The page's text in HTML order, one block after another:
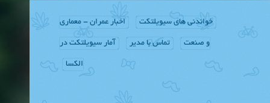
خواندنی های سیویلتکت اخبار عمران - معماری
و صنعت تماس با مدیر آمار سیویلتکت در
الکسا